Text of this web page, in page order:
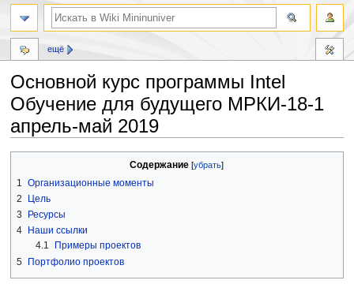
Основной курс программы Intel
Обучение для будущего МРКИ-18-1
апрель-май 2019
навигации
поиску
Содержание
1
Организационные моменты
2
Цель
3
Ресурсы
4
Наши ссылки
4.1
Примеры проектов
5 Портфолио проектов
ещё